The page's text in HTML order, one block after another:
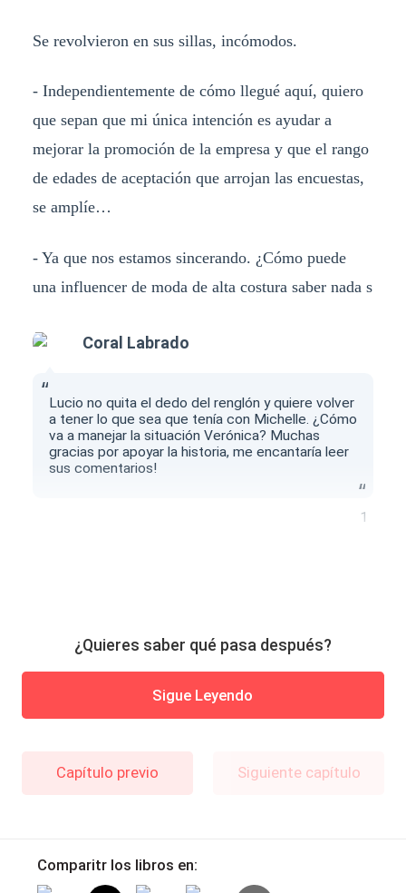
Se revolvieron en sus sillas, incómodos.
- Independientemente de cómo llegué aquí, quiero
que sepan que mi única intención es ayudar a
mejorar la promoción de la empresa y que el rango
de edades de aceptación que arrojan las encuestas,
se amplíe…
- Ya que nos estamos sincerando. ¿Cómo puede
una influencer de moda de alta costura saber nada s
Coral Labrado
Lucio no quita el dedo del renglón y quiere volver
a tener lo que sea que tenía con Michelle. ¿Cómo
va a manejar la situación Verónica? Muchas
gracias por apoyar la historia, me encantaría leer
sus comentarios!
1
¿Quieres saber qué pasa después?
Sigue Leyendo
Capítulo previo Siguiente capítulo
Comparitr los libros en: